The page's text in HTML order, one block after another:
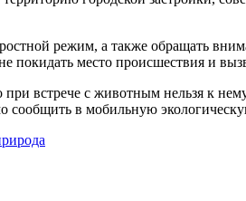
режим, а также обращать
покидать место происшествия и
встрече с животным нельзя к
сообщить в мобильную